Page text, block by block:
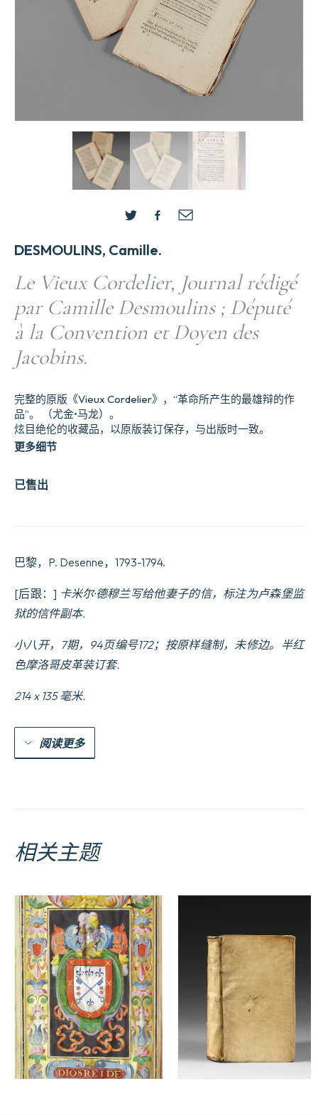
DESMOULINS, Camille.
Le Vieux Cordelier, Journal rédigé
par Camille Desmoulins ; Député
à la Convention et Doyen des
Jacobins.
已售出
完整的原版《Vieux Cordelier》，“革命所产生的最雄辩的作
品”。 （尤金•马龙）。
炫目绝伦的收藏品，以原版装订保存，与出版时一致。
更多细节
巴黎，P. Desenne，1793-1794.
[后跟：] 卡米尔·德穆兰写给他妻子的信，标注为卢森堡监
狱的信件副本.
小八开，7期，94页编号172；按原样缝制，未修边。半红
色摩洛哥皮革装订套.
214 x 135 毫米.
阅读更多
相关主题